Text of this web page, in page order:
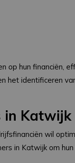
op hun financiën,
identificeren
in Katwijk
wil
in Katwijk om